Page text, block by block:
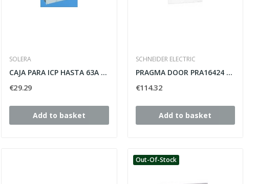
SOLERA
CAJA PARA ICP HASTA 63A Y DISTRIBUCION....
€29.29
Add to basket
SCHNEIDER ELECTRIC
PRAGMA DOOR PRA16424 SCHNEIDER 96 WHITE ELEMENTS,
€114.32
Add to basket
Out-Of-Stock